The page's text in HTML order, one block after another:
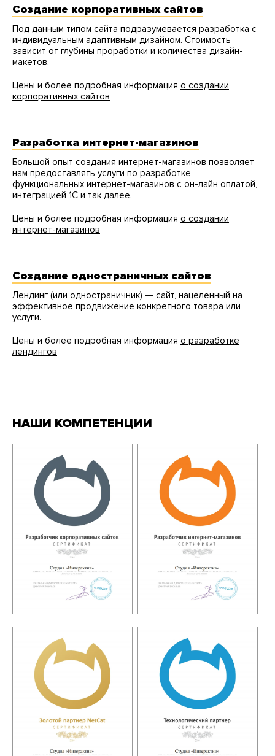
Создание корпоративных сайтов
Под данным типом сайта подразумевается разработка с
индивидуальным адаптивным дизайном. Стоимость
зависит от глубины проработки и количества дизайн-
макетов.
Цены и более подробная информация о создании
корпоративных сайтов
Разработка интернет-магазинов
Большой опыт создания интернет-магазинов позволяет
нам предоставлять услуги по разработке
функциональных интернет-магазинов с он-лайн оплатой,
интеграцией 1С и так далее.
Цены и более подробная информация о создании
интернет-магазинов
Создание одностраничных сайтов
Лендинг (или одностраничник) — сайт, нацеленный на
эффективное продвижение конкретного товара или
услуги.
Цены и более подробная информация о разработке
лендингов
НАШИ КОМПЕТЕНЦИИ